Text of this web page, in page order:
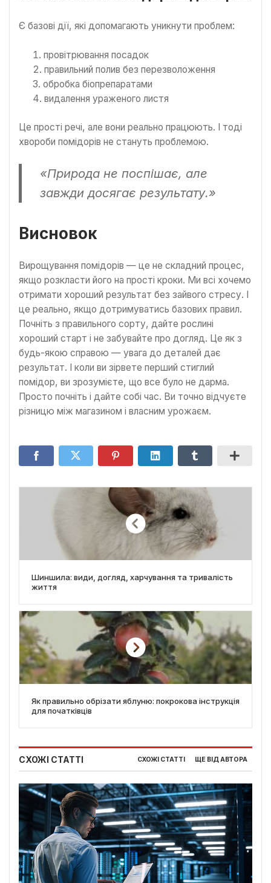
Є базові дії, які допомагають уникнути проблем:
провітрювання посадок
правильний полив без перезволоження
обробка біопрепаратами
видалення ураженого листя
Це прості речі, але вони реально працюють. І тоді
хвороби помідорів не стануть проблемою.
«Природа не поспішає, але
завжди досягає результату.»
Висновок
Вирощування помідорів — це не складний процес,
якщо розкласти його на прості кроки. Ми всі хочемо
отримати хороший результат без зайвого стресу. І
це реально, якщо дотримуватись базових правил.
Почніть з правильного сорту, дайте рослині
хороший старт і не забувайте про догляд. Це як з
будь-якою справою — увага до деталей дає
результат. І коли ви зірвете перший стиглий
помідор, ви зрозумієте, що все було не дарма.
Просто почніть і дайте собі час. Ви точно відчуєте
різницю між магазином і власним урожаєм.
Шиншила: види, догляд, харчування та тривалість
життя
Як правильно обрізати яблуню: покрокова інструкція
для початківців
СХОЖІ СТАТТІ СХОЖІ СТАТТІ ЩЕ ВІД АВТОРА